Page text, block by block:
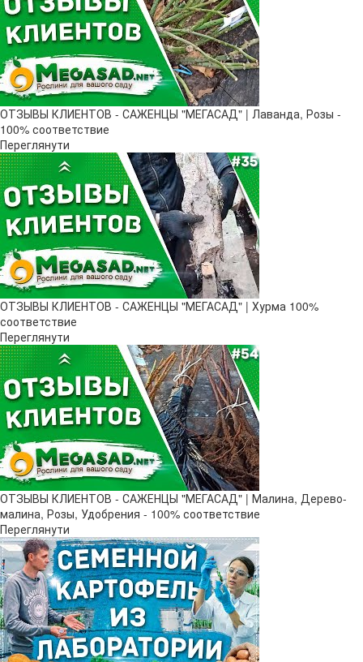
ОТЗЫВЫ КЛИЕНТОВ - САЖЕНЦЫ "МЕГАСАД" | Лаванда, Розы -
100% соответствие
Переглянути
ОТЗЫВЫ КЛИЕНТОВ - САЖЕНЦЫ "МЕГАСАД" | Хурма 100%
соответствие
Переглянути
ОТЗЫВЫ КЛИЕНТОВ - САЖЕНЦЫ "МЕГАСАД" | Малина, Дерево-
малина, Розы, Удобрения - 100% соответствие
Переглянути